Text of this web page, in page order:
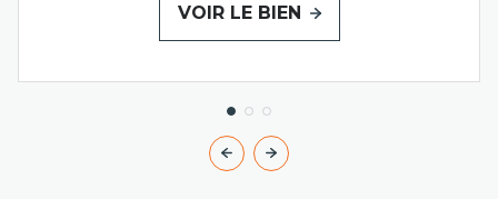
VOIR LE BIEN